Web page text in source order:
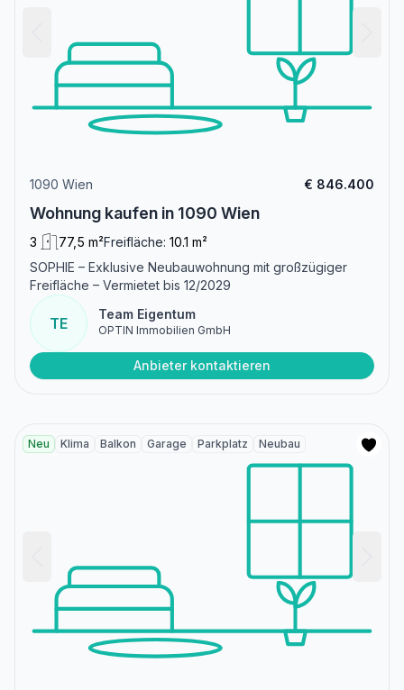
1090 Wien € 846.400
Wohnung kaufen in 1090 Wien
3 77,5 m²Freifläche: 10.1 m²
SOPHIE – Exklusive Neubauwohnung mit großzügiger
Freifläche – Vermietet bis 12/2029
TE
Team Eigentum
OPTIN Immobilien GmbH
Anbieter kontaktieren
Neu Klima Balkon Garage Parkplatz Neubau